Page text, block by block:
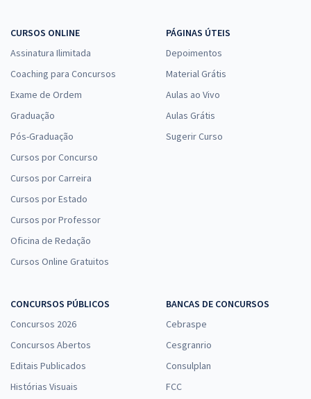
CURSOS ONLINE
Assinatura Ilimitada
Coaching para Concursos
Exame de Ordem
Graduação
Pós-Graduação
Cursos por Concurso
Cursos por Carreira
Cursos por Estado
Cursos por Professor
Oficina de Redação
Cursos Online Gratuitos
PÁGINAS ÚTEIS
Depoimentos
Material Grátis
Aulas ao Vivo
Aulas Grátis
Sugerir Curso
CONCURSOS PÚBLICOS
Concursos 2026
Concursos Abertos
Editais Publicados
Histórias Visuais
BANCAS DE CONCURSOS
Cebraspe
Cesgranrio
Consulplan
FCC